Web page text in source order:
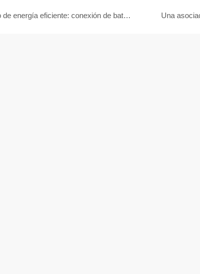
Almacenamiento de energía eficiente: conexión de baterías de litio de pared LEMAX de 5 kWh con inversor Deye